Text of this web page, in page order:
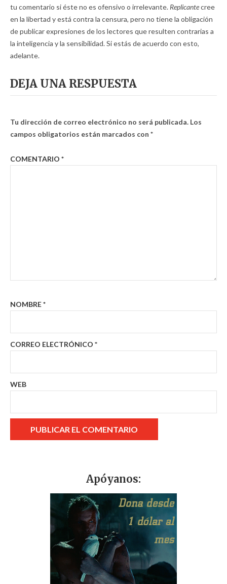
tu comentario si éste no es ofensivo o irrelevante. Replicantecree
en la libertad y está contra la censura, pero no tiene la obligación
de publicar expresiones de los lectores que resulten contrarias a
la inteligencia y la sensibilidad. Si estás de acuerdo con esto,
adelante.
DEJA UNA RESPUESTA
Tu dirección de correo electrónico no será publicada. Los
campos obligatorios están marcados con *
COMENTARIO *
NOMBRE*
CORREO ELECTRÓNICO *
WEB
Apóyanos: